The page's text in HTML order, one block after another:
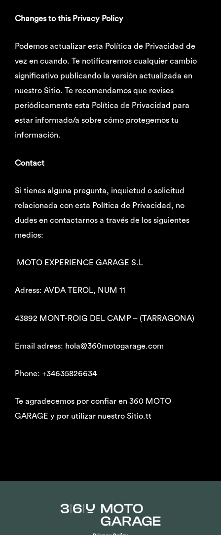
Changes to this Privacy Policy
Podemos actualizar esta Política de Privacidad de
vez en cuando. Te notificaremos cualquier cambio
significativo publicando la versión actualizada en
nuestro Sitio. Te recomendamos que revises
periódicamente esta Política de Privacidad para
estar informado/a sobre cómo protegemos tu
información.
Contact
Si tienes alguna pregunta, inquietud o solicitud
relacionada con esta Política de Privacidad, no
dudes en contactarnos a través de los siguientes
medios:
MOTO EXPERIENCE GARAGE S.L
Adress: AVDA TEROL, NUM 11
43892 MONT-ROIG DEL CAMP – (TARRAGONA)
Email adress: hola@360motogarage.com
Phone: +34635826634
Te agradecemos por confiar en 360 MOTO
GARAGE y por utilizar nuestro Sitio.tt